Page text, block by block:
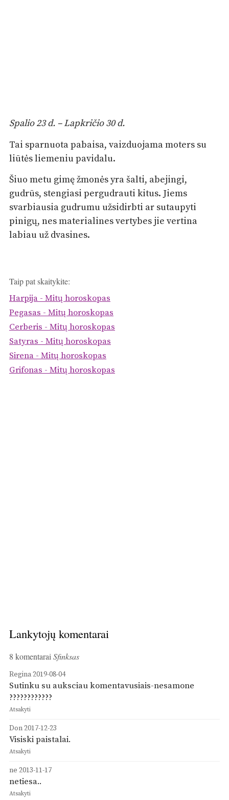
Spalio 23 d. – Lapkričio 30 d.
Tai sparnuota pabaisa, vaizduojama moters su
liūtės liemeniu pavidalu.
Šiuo metu gimę žmonės yra šalti, abejingi,
gudrūs, stengiasi pergudrauti kitus. Jiems
svarbiausia gudrumu užsidirbti ar sutaupyti
pinigų, nes materialines vertybes jie vertina
labiau už dvasines.
Taip pat skaitykite:
Harpija - Mitų horoskopas
Pegasas - Mitų horoskopas
Cerberis - Mitų horoskopas
Satyras - Mitų horoskopas
Sirena - Mitų horoskopas
Grifonas - Mitų horoskopas
Lankytojų komentarai
8 komentarai Sfinksas
Regina2019-08-04
Sutinku su auksciau komentavusiais-nesamone
????????????
Atsakyti
Don2017-12-23
Visiski paistalai.
Atsakyti
ne 2013-11-17
netiesa..
Atsakyti